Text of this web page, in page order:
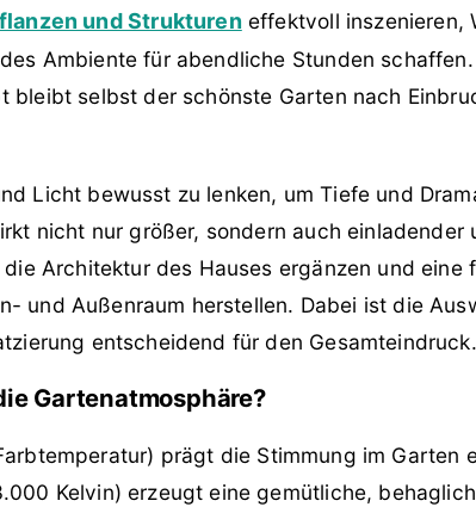
und Struktureneffektvoll inszenieren,
Ambiente für abendliche Stunden schaffen.
bleibt selbst der schönste Garten nach
Licht bewusst zu lenken, um Tiefe und
nicht nur größer, sondern auch einladender
Architektur des Hauses ergänzen und eine
und Außenraum herstellen. Dabei ist die
entscheidend für den Gesamteindruck.
Gartenatmosphäre?
prägt die Stimmung im Garten
Kelvin) erzeugt eine gemütliche,